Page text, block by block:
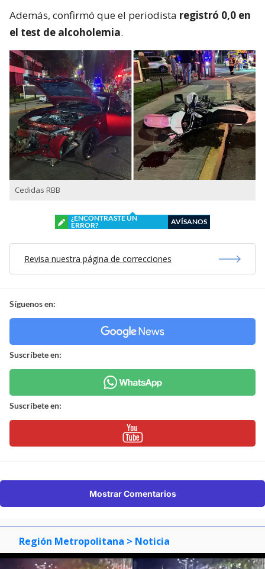
Además, confirmó que el periodista registró 0,0 en
el test de alcoholemia.
Cedidas RBB
¿ENCONTRASTE UN
ERROR?
AVÍSANOS
Revisa nuestra página de correcciones
Síguenos en:
Suscríbete en:
Suscríbete en:
Mostrar Comentarios
Región Metropolitana > Noticia